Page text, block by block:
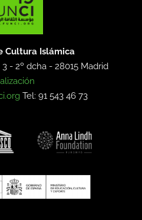
Cultura Islámica
3 - 2º dcha -28015 Madrid
Tel: 91 543 46 73